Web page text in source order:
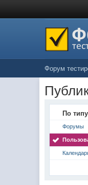
Форум
По
Форумы